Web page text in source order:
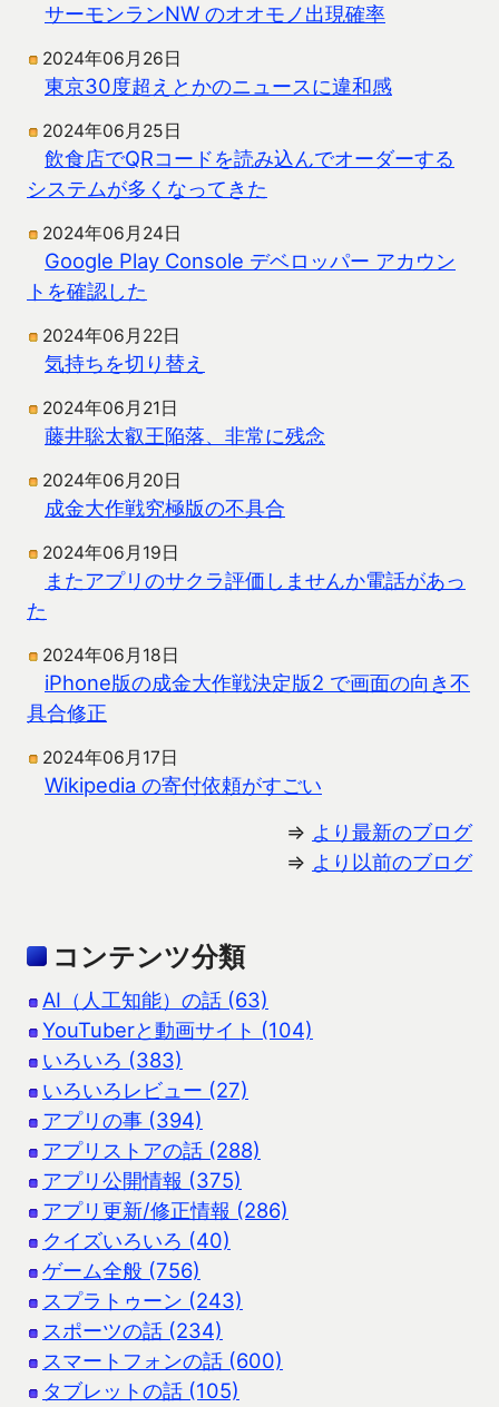
サーモンランNW のオオモノ出現確率
2024年06月26日
東京30度超えとかのニュースに違和感
2024年06月25日
飲食店でQRコードを読み込んでオーダーする
システムが多くなってきた
2024年06月24日
Google Play Console デベロッパー アカウン
トを確認した
2024年06月22日
気持ちを切り替え
2024年06月21日
藤井聡太叡王陥落、非常に残念
2024年06月20日
成金大作戦究極版の不具合
2024年06月19日
またアプリのサクラ評価しませんか電話があっ
た
2024年06月18日
iPhone版の成金大作戦決定版2 で画面の向き不
具合修正
2024年06月17日
Wikipedia の寄付依頼がすごい
⇒ より最新のブログ
⇒ より以前のブログ
コンテンツ分類
AI（人工知能）の話 (63)
YouTuberと動画サイト (104)
いろいろ (383)
いろいろレビュー (27)
アプリの事 (394)
アプリストアの話 (288)
アプリ公開情報 (375)
アプリ更新/修正情報 (286)
クイズいろいろ (40)
ゲーム全般 (756)
スプラトゥーン (243)
スポーツの話 (234)
スマートフォンの話 (600)
タブレットの話 (105)